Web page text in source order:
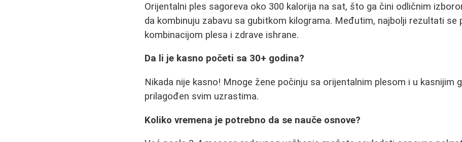
Orijentalni ples sagoreva oko 300 kalorija na sat, što ga čini odličnim
da kombinuju zabavu sa gubitkom kilograma. Međutim, najbolji rezultati se
kombinacijom plesa i zdrave ishrane.
Da li je kasno početi sa 30+ godina?
Nikada nije kasno! Mnoge žene počinju sa orijentalnim plesom i u kasnijim
prilagođen svim uzrastima.
Koliko vremena je potrebno da se nauče osnove?